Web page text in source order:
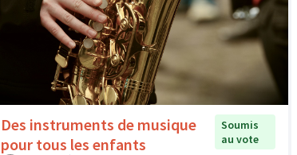
Des instruments de musique
pour tous les enfants
Soumis
au vote